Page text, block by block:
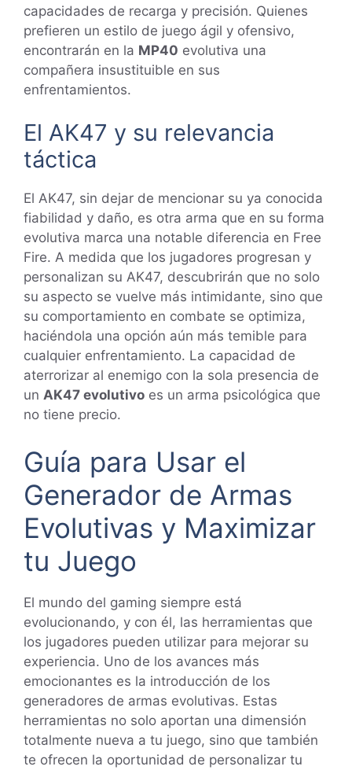
capacidades de recarga y precisión. Quienes
prefieren un estilo de juego ágil y ofensivo,
encontrarán en la MP40 evolutiva una
compañera insustituible en sus
enfrentamientos.
El AK47 y su relevancia
táctica
El AK47, sin dejar de mencionar su ya conocida
fiabilidad y daño, es otra arma que en su forma
evolutiva marca una notable diferencia en Free
Fire. A medida que los jugadores progresan y
personalizan su AK47, descubrirán que no solo
su aspecto se vuelve más intimidante, sino que
su comportamiento en combate se optimiza,
haciéndola una opción aún más temible para
cualquier enfrentamiento. La capacidad de
aterrorizar al enemigo con la sola presencia de
un AK47 evolutivo es un arma psicológica que
no tiene precio.
Guía para Usar el
Generador de Armas
Evolutivas y Maximizar
tu Juego
El mundo del gaming siempre está
evolucionando, y con él, las herramientas que
los jugadores pueden utilizar para mejorar su
experiencia. Uno de los avances más
emocionantes es la introducción de los
generadores de armas evolutivas. Estas
herramientas no solo aportan una dimensión
totalmente nueva a tu juego, sino que también
te ofrecen la oportunidad de personalizar tu